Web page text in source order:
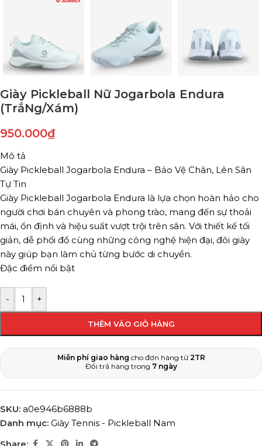
Giày Pickleball Nữ Jogarbola Endura
(TrắNg/Xám)
950.000₫
Mô tả
Giày Pickleball Jogarbola Endura – Bảo Vệ Chân, Lên Sân
Tự Tin
Giày Pickleball Jogarbola Endura là lựa chọn hoàn hảo cho
người chơi bán chuyên và phong trào, mang đến sự thoải
mái, ổn định và hiệu suất vượt trội trên sân. Với thiết kế tối
giản, dễ phối đồ cùng những công nghệ hiện đại, đôi giày
này giúp bạn làm chủ từng bước di chuyển.
Đặc điểm nổi bật
- +
THÊM VÀO GIỎ HÀNG
Miễn phí giao hàng cho đơn hàng từ 2TR
Đổi trả hàng trong 7 ngày
SKU: a0e946b6888b
Danh mục: Giày Tennis - Pickleball Nam